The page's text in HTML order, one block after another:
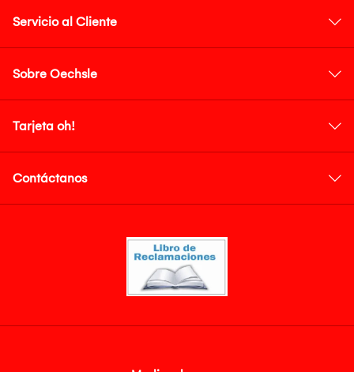
Servicio al Cliente
Sobre Oechsle
Tarjeta oh!
Contáctanos